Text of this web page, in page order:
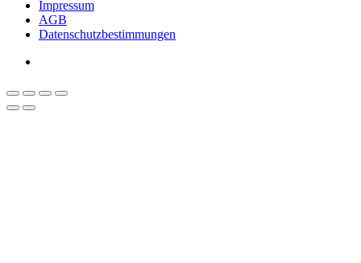
Impressum
AGB
Datenschutzbestimmungen